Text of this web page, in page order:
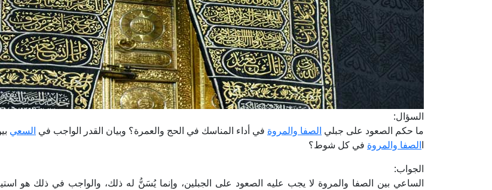
السؤال:
ما حكم الصعود على جبلي الصفا والمروة في أداء المناسك في الحج والعمرة؟ وبيان القدر الواجب في السعي
االصفا والمروة في كل شوط؟
الجواب:
الساعي بين الصفا والمروة لا يجب عليه الصعود على الجبلين، وإنما يُسَنُّ له ذلك، والواجب في ذلك هو